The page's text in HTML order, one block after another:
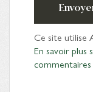
Ce site utilise
En savoir plus